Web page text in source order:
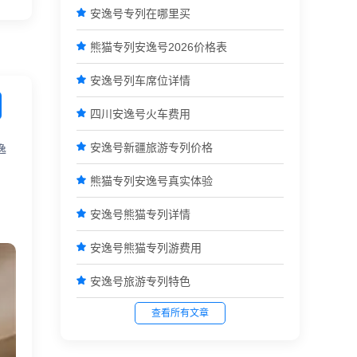
 安逸号专列在哪里买
 熊猫专列安逸号2026价格表
 安逸号列车席位详情
 四川安逸号火车费用
 安逸号新疆旅游专列价格
 熊猫专列安逸号真实体验
 安逸号熊猫专列详情
 安逸号熊猫专列游费用
 安逸号旅游专列特色
查看所有文章